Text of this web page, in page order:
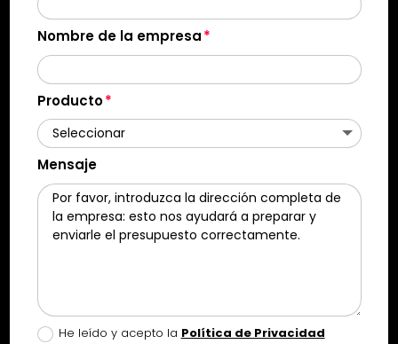
Nombre de la empresa
Producto
Mensaje
He leído y acepto la Política de Privacidad